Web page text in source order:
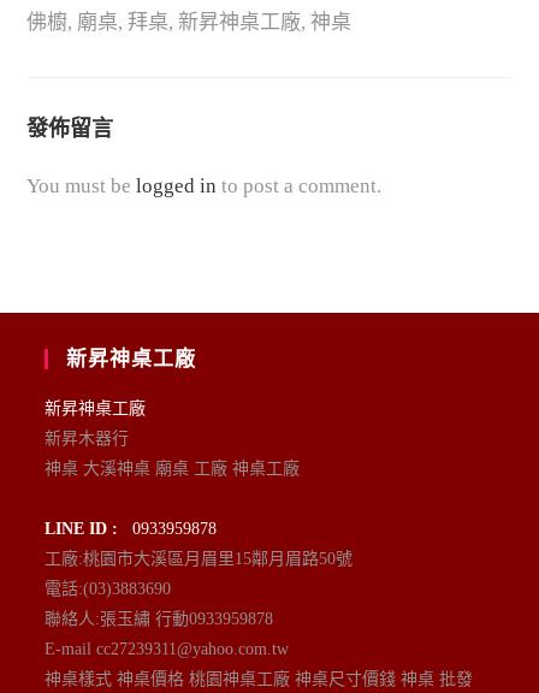
佛櫥, 廟桌, 拜桌, 新昇神桌工廠, 神桌
發佈留言
You must belogged in to post a comment.
新昇神桌工廠
新昇神桌工廠
新昇木器行
神桌 大溪神桌 廟桌 工廠 神桌工廠
LINE ID :
0933959878
工廠:桃園市大溪區月眉里15鄰月眉路50號
電話:(03)3883690
聯絡人:張玉繡 行動0933959878
E-mail cc27239311@yahoo.com.tw
神桌樣式 神桌價格 桃園神桌工廠 神桌尺寸價錢 神桌 批發